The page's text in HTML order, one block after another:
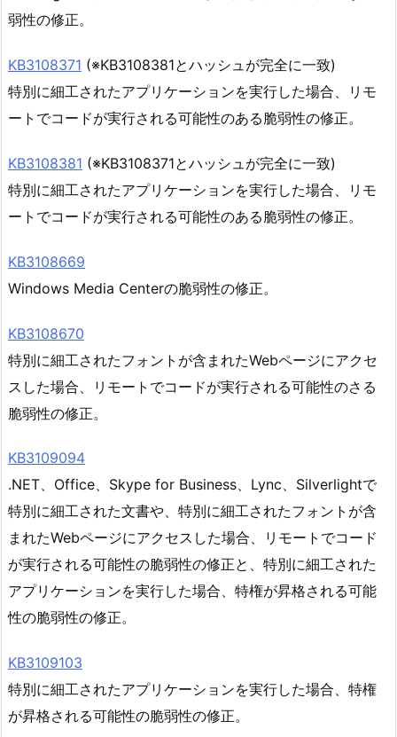
弱性の修正。
KB3108371 (※KB3108381とハッシュが完全に一致)
特別に細工されたアプリケーションを実行した場合、リモ
ートでコードが実行される可能性のある脆弱性の修正。
KB3108381 (※KB3108371とハッシュが完全に一致)
特別に細工されたアプリケーションを実行した場合、リモ
ートでコードが実行される可能性のある脆弱性の修正。
KB3108669
Windows Media Centerの脆弱性の修正。
KB3108670
特別に細工されたフォントが含まれたWebページにアクセ
スした場合、リモートでコードが実行される可能性のさる
脆弱性の修正。
KB3109094
.NET、Office、Skype for Business、Lync、Silverlightで
特別に細工された文書や、特別に細工されたフォントが含
まれたWebページにアクセスした場合、リモートでコード
が実行される可能性の脆弱性の修正と、特別に細工された
アプリケーションを実行した場合、特権が昇格される可能
性の脆弱性の修正。
KB3109103
特別に細工されたアプリケーションを実行した場合、特権
が昇格される可能性の脆弱性の修正。